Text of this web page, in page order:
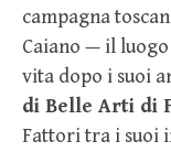
campagna
Caiano — il
vita dopo i suoi
di Belle Arti di
Fattori tra i suoi